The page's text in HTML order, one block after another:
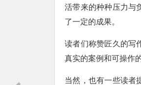
活带来的种种压力与
了一定的成果。
读者们称赞匠久的写
真实的案例和可操作
当然，也有一些读者